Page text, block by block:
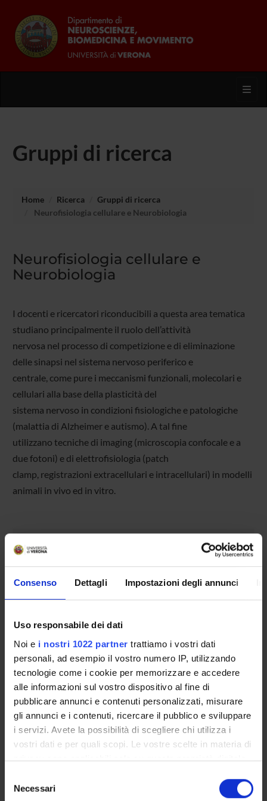
Consenso Dettagli Impostazioni degli annunci
Uso responsabile dei dati
Noi e i nostri 1022 partner trattiamo i vostri dati
personali, ad esempio il vostro numero IP, utilizzando
tecnologie come i cookie per memorizzare e accedere
alle informazioni sul vostro dispositivo al fine di
pubblicare annunci e contenuti personalizzati, misurare
gli annunci e i contenuti, ricercare il pubblico e sviluppare
i servizi. Avete la possibilità di scegliere chi utilizza i
vostri dati e per quali scopi. Le vostre scelte in materia di
privacy sono applicabili solo su questa proprietà digitale
modificare o revocare il proprio consenso in qualsiasi
delNecessari
Gruppi di ricerca
Home Ricerca
Gruppi di ricerca
Neurofisiologia cellulare e Neurobiologia
Neurofisiologia cellulare e
Neurobiologia
I docenti e ricercatori riconducibili a questa area tematica
studiano principalmente il ruolo dell’attività
nervosa nel processo di competizione e di eliminazione
delle sinapsi nel sistema nervoso periferico e
centrale, come pure i meccanismi funzionali, molecolari e
cellulari alla base della plasticità del
sistema nervoso in condizioni fisiologiche e patologiche
(malattia di Alzheimer e autismo). A tal fine
utilizzano tecniche di imaging (microscopia confocale e a
due fotoni) e di elettrofisiologia (patch
clamp, registrazioni extracellulari e intracellulari) in modelli
animali in vivo ed in vitro.
Mario Rosario Buffelli
Professore ordinario
Ricercatore
COMPETENZE
ATTIVITÀ
GRUPPI DI RICERCA
Antropometria e composizione corporea